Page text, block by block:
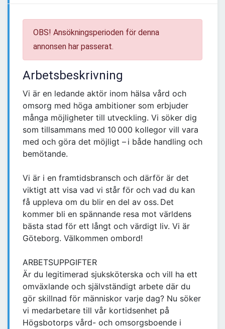
OBS! Ansökningsperioden för denna
annonsen har passerat.
Arbetsbeskrivning
Vi är en ledande aktör inom hälsa vård och
omsorg med höga ambitioner som erbjuder
många möjligheter till utveckling. Vi söker dig
som tillsammans med 10 000 kollegor vill vara
med och göra det möjligt – i både handling och
bemötande.
Vi är i en framtidsbransch och därför är det
viktigt att visa vad vi står för och vad du kan
få uppleva om du blir en del av oss. Det
kommer bli en spännande resa mot världens
bästa stad för ett långt och värdigt liv. Vi är
Göteborg. Välkommen ombord!
ARBETSUPPGIFTER
Är du legitimerad sjuksköterska och vill ha ett
omväxlande och självständigt arbete där du
gör skillnad för människor varje dag? Nu söker
vi medarbetare till vår kortidsenhet på
Högsbotorps vård- och omsorgsboende i